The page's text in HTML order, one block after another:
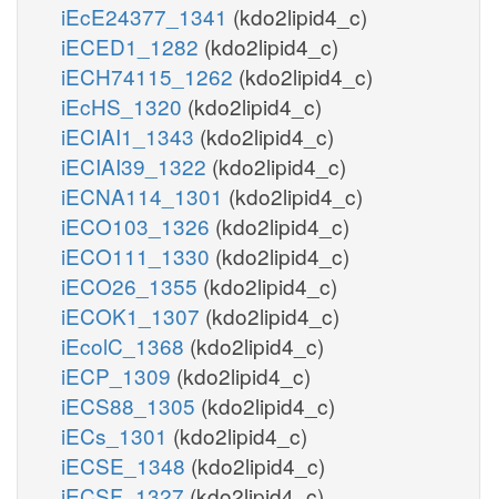
iEcE24377_1341 (kdo2lipid4_c)
iECED1_1282 (kdo2lipid4_c)
iECH74115_1262 (kdo2lipid4_c)
iEcHS_1320 (kdo2lipid4_c)
iECIAI1_1343 (kdo2lipid4_c)
iECIAI39_1322 (kdo2lipid4_c)
iECNA114_1301 (kdo2lipid4_c)
iECO103_1326 (kdo2lipid4_c)
iECO111_1330 (kdo2lipid4_c)
iECO26_1355 (kdo2lipid4_c)
iECOK1_1307 (kdo2lipid4_c)
iEcolC_1368 (kdo2lipid4_c)
iECP_1309 (kdo2lipid4_c)
iECS88_1305 (kdo2lipid4_c)
iECs_1301 (kdo2lipid4_c)
iECSE_1348 (kdo2lipid4_c)